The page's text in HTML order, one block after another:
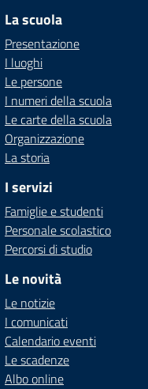
La scuola
Presentazione
I luoghi
Le persone
I numeri della scuola
Le carte della scuola
Organizzazione
La storia
I servizi
Famiglie e studenti
Personale scolastico
Percorsi di studio
Le novità
Le notizie
I comunicati
Calendario eventi
Le scadenze
Albo online